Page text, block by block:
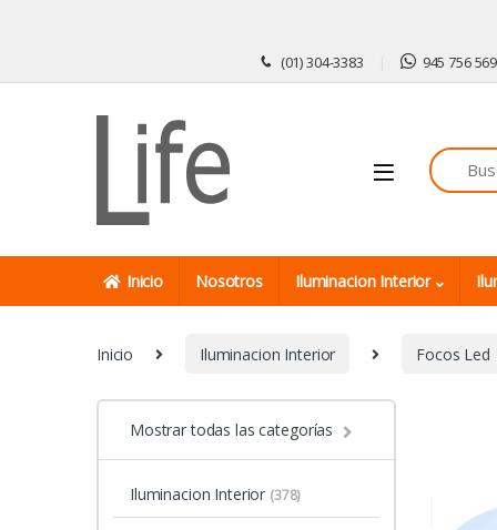
(01) 304-3383 945 756 569
Inicio Nosotros Iluminacion Interior
Inicio Iluminacion Interior Focos Led
Mostrar todas las categorías
Iluminacion Interior (378)